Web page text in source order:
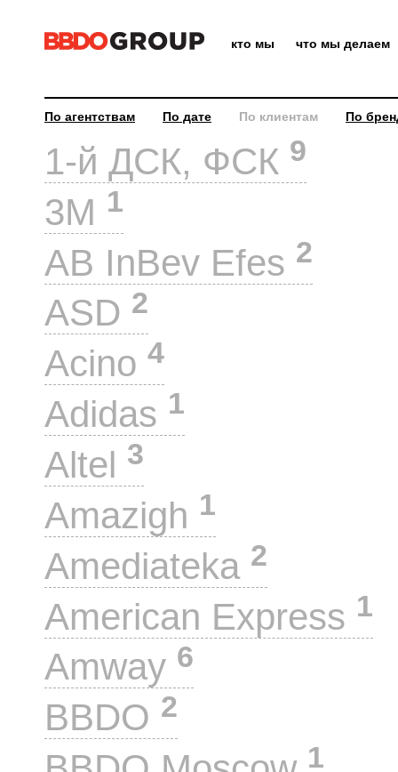
кто мы что мы делаем
По агентствам По дате По клиентам По
1-й ДСК, ФСК 9
3M 1
AB InBev Efes 2
ASD 2
Acino 4
Adidas 1
Altel 3
Amazigh 1
Amediateka 2
American Express 1
Amway 6
BBDO 2
1